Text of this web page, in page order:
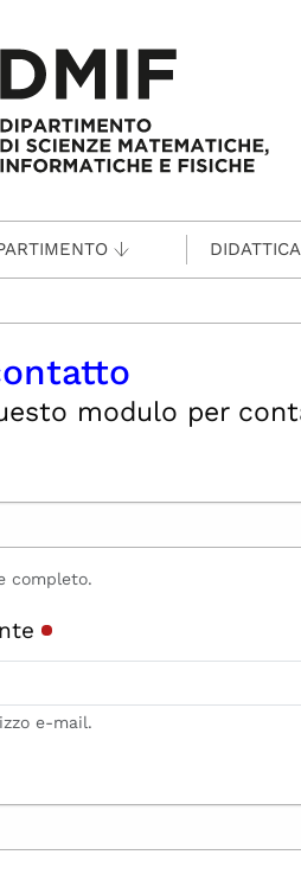
DIDATTICA
modulo per
completo.
e-mail.